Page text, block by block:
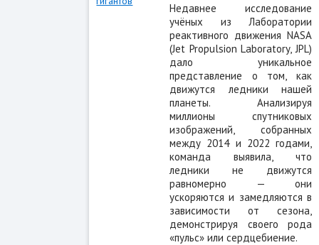
Недавнее исследование
учёных из Лаборатории
реактивного движения NASA
(Jet Propulsion Laboratory, JPL)
дало уникальное
представление о том, как
движутся ледники нашей
планеты. Анализируя
миллионы спутниковых
изображений, собранных
между 2014 и 2022 годами,
команда выявила, что
ледники не движутся
равномерно — они
ускоряются и замедляются в
зависимости от сезона,
демонстрируя своего рода
«пульс» или сердцебиение.